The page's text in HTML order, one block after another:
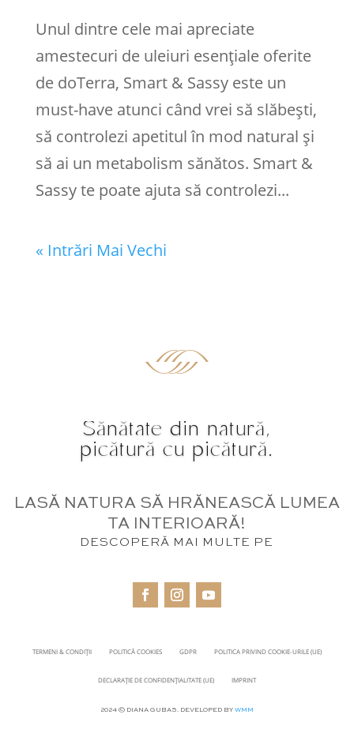
Unul dintre cele mai apreciate
amestecuri de uleiuri esențiale oferite
de doTerra, Smart & Sassy este un
must-have atunci când vrei să slăbești,
să controlezi apetitul în mod natural și
să ai un metabolism sănătos. Smart &
Sassy te poate ajuta să controlezi...
« Intrări Mai Vechi
Sănătate din natură,
picătură cu picătură.
LASĂ NATURA SĂ HRĂNEASCĂ LUMEA
TA INTERIOARĂ!
DESCOPERĂ MAI MULTE PE
TERMENI & CONDIȚII POLITICĂ COOKIES GDPR POLITICA PRIVIND COOKIE-URILE (UE)
DECLARAȚIE DE CONFIDENȚIALITATE (UE) IMPRINT
2024 © DIANA GUBAS. DEVELOPED BY WMM